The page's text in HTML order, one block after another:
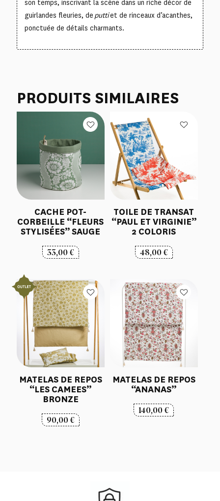
son temps, inscrivant la scène dans un riche décor de
guirlandes fleuries, de puttiet de rinceaux d’acanthes,
ponctuée de détails charmants.
PRODUITS SIMILAIRES
CACHE POT-
CORBEILLE “FLEURS
STYLISÉES” SAUGE
33,00€
TOILE DE TRANSAT
“PAUL ET VIRGINIE”
2 COLORIS
48,00€
MATELAS DE REPOS
“LES CAMEES”
BRONZE
90,00€
MATELAS DE REPOS
“ANANAS”
140,00€